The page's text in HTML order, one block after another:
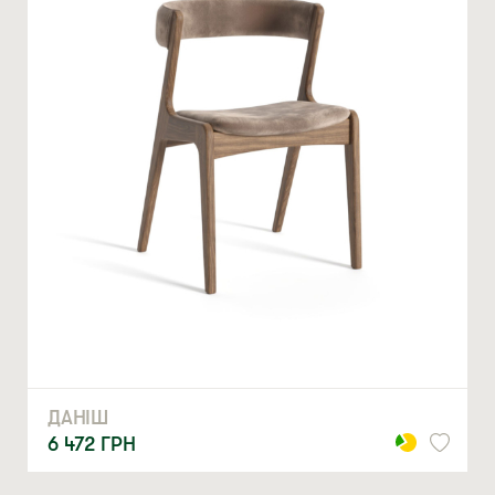
особливостям людини, тому сидіти на такому стільці
Чому варто придбати дубовий стілець «СОФТ» із м’яким
екологічно чистий матеріал;
зручна та надійна конструкція;
комфортна спинка з м’якою вставкою;
зносостійкість і довговічність;
візуальна естетика;
стійкі ніжки, що забезпечують безпечну експлуатацію.
Кухонні стільці «СОФТ» із легкістю комбінуються з
різними меблями та слугують родзинкою в меблюванні
Незамінна частина інтер’єру, що буде служити роками
Усі наші вироби, включно з моделлю «СОФТ» і
табуретками з дерева, призначені для багаторічної
експлуатації. Адже меблева фабрика LORI використовує
ДАНІШ
6 472 ГРН
ЗАМОВИТИ * — обов’язкові поля
Натискаючи ви автоматично погоджуєтеся на обробку
персональних даних